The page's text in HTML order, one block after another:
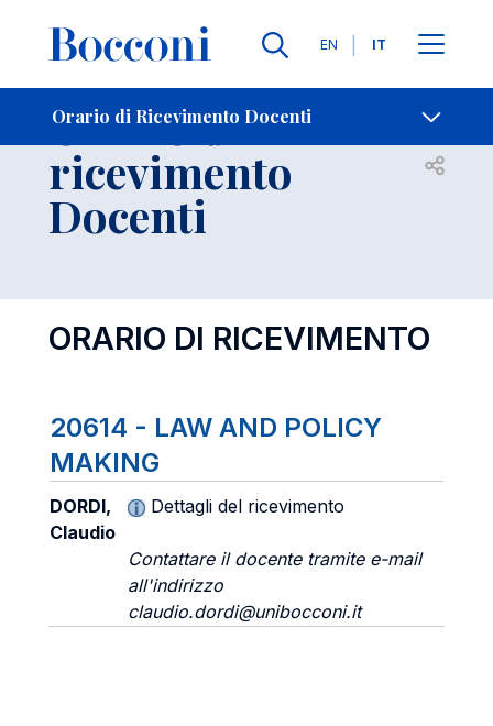
Lingue
EN IT
Orario di Ricevimento Docenti
-
Orario di
ricevimento
Docenti
Open
ORARIO DI RICEVIMENTO
20614 - LAW AND POLICY
MAKING
DORDI,
Claudio
Dettagli del ricevimento
Contattare il docente tramite e-mail
all'indirizzo
claudio.dordi@unibocconi.it